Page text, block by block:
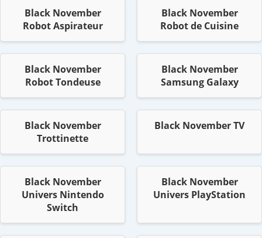
Black November
Robot Aspirateur
Black November
Robot de Cuisine
Black November
Robot Tondeuse
Black November
Samsung Galaxy
Black November
Trottinette
Black November TV
Black November
Univers Nintendo
Switch
Black November
Univers PlayStation